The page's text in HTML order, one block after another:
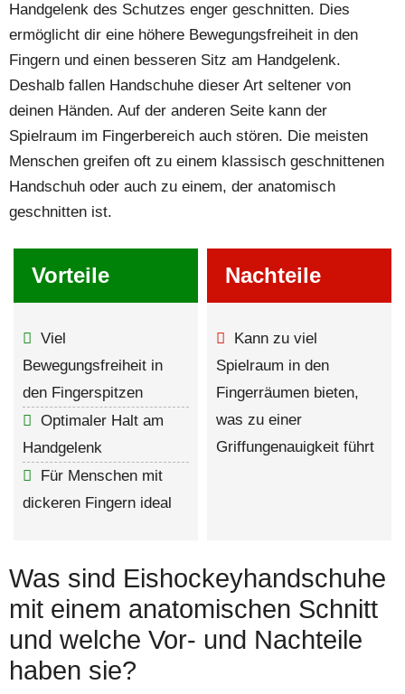
Handgelenk des Schutzes enger geschnitten. Dies
ermöglicht dir eine höhere Bewegungsfreiheit in den
Fingern und einen besseren Sitz am Handgelenk.
Deshalb fallen Handschuhe dieser Art seltener von
deinen Händen. Auf der anderen Seite kann der
Spielraum im Fingerbereich auch stören. Die meisten
Menschen greifen oft zu einem klassisch geschnittenen
Handschuh oder auch zu einem, der anatomisch
geschnitten ist.
Vorteile
Viel
Bewegungsfreiheit in
den Fingerspitzen
Optimaler Halt am
Handgelenk
Für Menschen mit
dickeren Fingern ideal
Nachteile
Kann zu viel
Spielraum in den
Fingerräumen bieten,
was zu einer
Griffungenauigkeit führt
Was sind Eishockeyhandschuhe
mit einem anatomischen Schnitt
und welche Vor- und Nachteile
haben sie?